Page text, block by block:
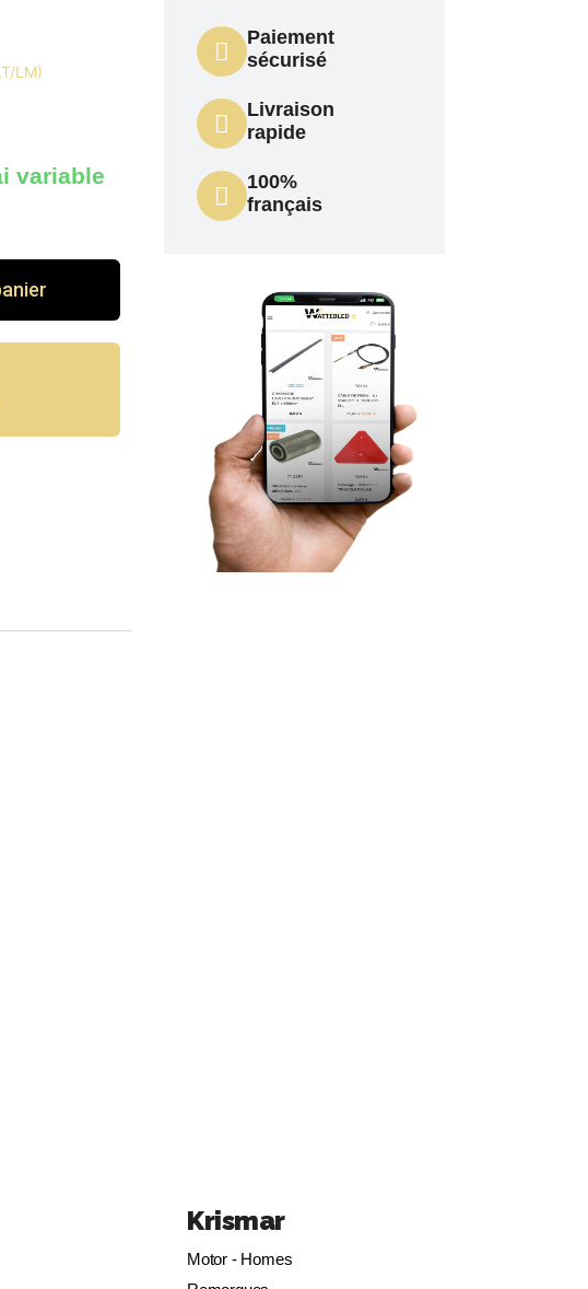
LM)
variable
Paiement
sécurisé
Livraison
rapide
100%
français
Krismar
Motor - Homes